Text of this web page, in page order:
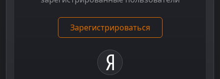
Зарегистрироваться